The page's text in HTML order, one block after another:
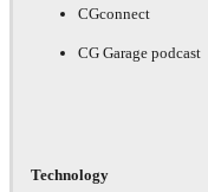
CGconnect
CG Garage podcast
Technology